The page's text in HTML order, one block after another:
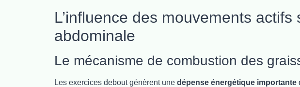
L’influence des mouvements actifs
abdominale
Le mécanisme de combustion des
Les exercices debout génèrent une dépense énergétique importante